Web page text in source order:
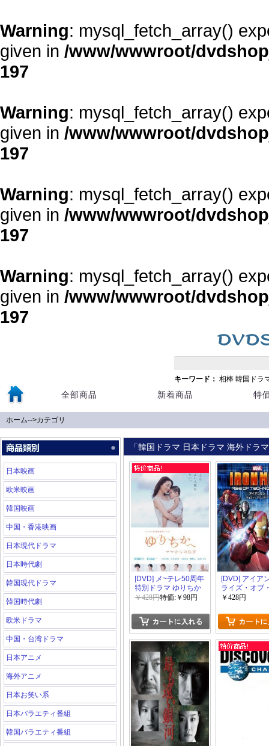
Warning: mysql_fetch_array()
given in /www/wwwroot/
197
Warning: mysql_fetch_array()
given in /www/wwwroot/
197
Warning: mysql_fetch_array()
given in /www/wwwroot/
197
Warning: mysql_fetch_array()
given in /www/wwwroot/
197
キーワード： 相棒 韓国ドラ
全部商品 新着商品 特
ホーム-->カテゴリ
日本映画
欧米映画
韓国映画
中国・香港映画
日本現代ドラマ
日本時代劇
韓国現代ドラマ
韓国時代劇
欧米ドラマ
中国・台湾ドラマ
日本アニメ
海外アニメ
日本お笑い系
日本バラエティ番組
韓国バラエティ番組
「韓国ドラマ 日本ドラマ 海外ドラ
[DVD] メ~テレ50周年
特別ドラマ ゆりちか
へ ママからの伝言
￥428円特価:￥98円
[DVD] アイア
ライズ・オブ
ノヴォア
￥428円